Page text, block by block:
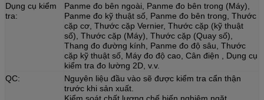
Dụng cụ kiểm
tra:
Panme đo bên ngoài, Panme đo bên trong (Máy),
Panme đo kỹ thuật số, Panme đo bên trong, Thước
cặp cơ, Thước cặp Vernier, Thước cặp (kỹ thuật
số), Thước cặp (Máy), Thước cặp (Quay số),
Thang đo đường kính, Panme đo độ sâu, Thước
cặp kỹ thuật số, Máy đo độ cao, Cân điện , Dụng cụ
kiểm tra đo lường 2D, v.v.
QC:
Nguyên liệu đầu vào sẽ được kiểm tra cẩn thận
trước khi sản xuất.